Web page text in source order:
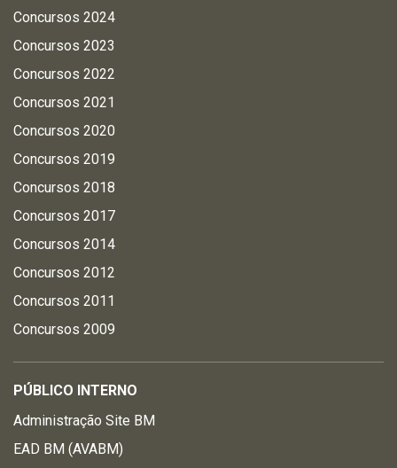
Concursos 2024
Concursos 2023
Concursos 2022
Concursos 2021
Concursos 2020
Concursos 2019
Concursos 2018
Concursos 2017
Concursos 2014
Concursos 2012
Concursos 2011
Concursos 2009
PÚBLICO INTERNO
Administração Site BM
EAD BM (AVABM)